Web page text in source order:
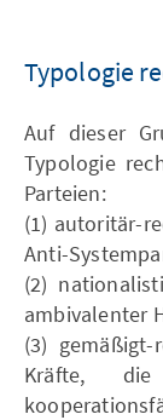
Typologie
Auf dieser
Typologie
Parteien:
(1) autoritär-
Anti-
(2)
ambivalenter
(3)
Kräfte, die